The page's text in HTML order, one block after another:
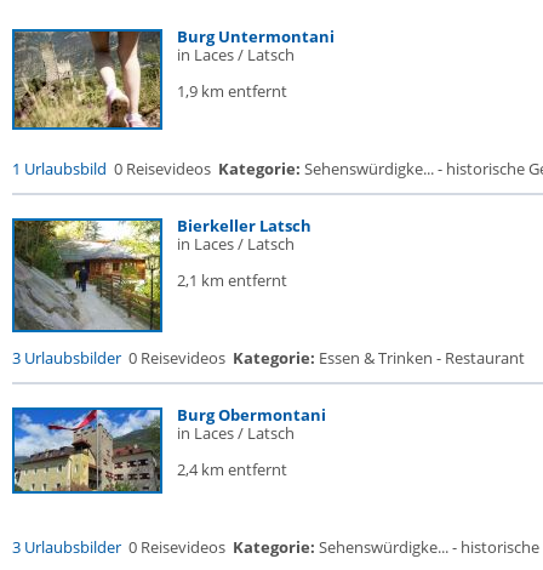
Burg Untermontani
in Laces / Latsch
1,9 km entfernt
1 Urlaubsbild 0 Reisevideos Kategorie: Sehenswürdigke... - historische
Bierkeller Latsch
in Laces / Latsch
2,1 km entfernt
3 Urlaubsbilder 0 Reisevideos Kategorie: Essen & Trinken - Restaurant
Burg Obermontani
in Laces / Latsch
2,4 km entfernt
3 Urlaubsbilder 0 Reisevideos Kategorie: Sehenswürdigke... - historische